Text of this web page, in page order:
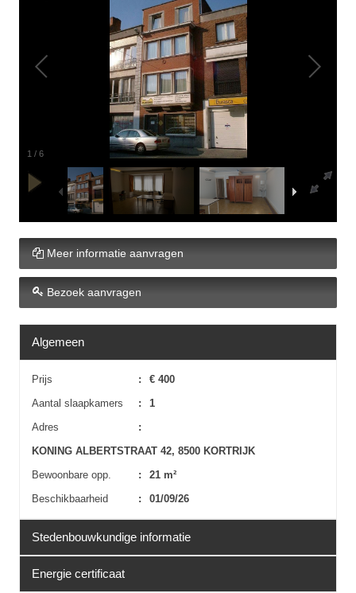
1 /6
Meer informatie aanvragen
Bezoek aanvragen
Algemeen
Prijs :
€ 400
Aantal slaapkamers
:
1
Adres
:
KONING ALBERTSTRAAT 42, 8500 KORTRIJK
Bewoonbare opp.
:
21 m²
Beschikbaarheid
: 01/09/26
Stedenbouwkundige informatie
Erfgoed
Energie certificaat